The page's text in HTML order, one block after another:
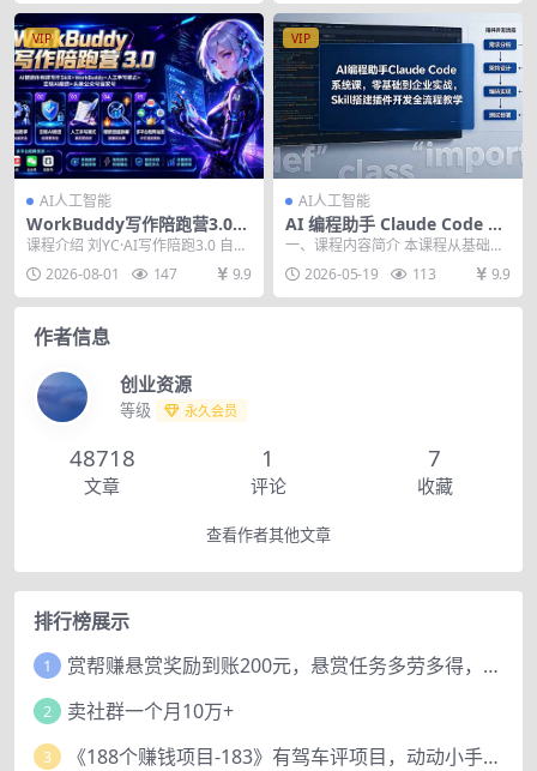
VIP
AI人工智能
WorkBuddy写作陪跑营3.0-
更新：Ai智能体创建写作Skill
×WorkBuddy×人工手写模式
×去除AI痕迹×头条公众号百家
号
课程介绍 刘YC·AI写作陪跑3.0 自媒
体微头条+文章，AI写作品，去除AI
痕...2026-08-01 147 9.9
VIP
AI人工智能
AI 编程助手 Claude Code 系
统课，零基础到企业实战，Sk
ill 搭建插件开发全流程教学
一、课程内容简介 本课程从基础功
能、命令模式、记忆会话与自定义
配置讲起，深入工具...
2026-05-19 113 9.9
作者信息
创业资源
等级 永久会员
48718
文章
1
评论
7
收藏
查看作者其他文章
排行榜展示
1 赏帮赚悬赏奖励到账200元，悬赏任务多劳多得，人人可做。
2 卖社群一个月10万+
3 《188个赚钱项目-183》有驾车评项目，动动小手，复制粘贴赚44元！